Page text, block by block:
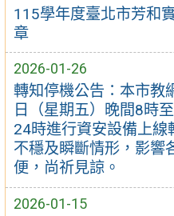
115學年度臺北市芳和
章
2026-01-26
轉知停機公告：本市教
日（星期五）晚間8時
24時進行資安設備上
不穩及瞬斷情形，影響
便，尚祈見諒。
2026-01-15